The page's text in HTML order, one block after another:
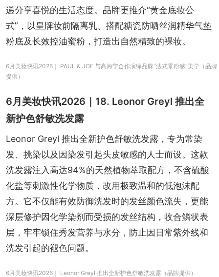
递分享喜悦的生活态度。品牌更推介“黄金底妆公
式”，以皇牌妆前隔离乳、搭配糖瓷防晒丝润精华气垫
粉底及长效控油蜜粉，打造出自然精致的裸妆。
6月美妆快讯2026｜ PAUL & JOE 与高海宁合作演绎品牌“法式零粉感”美学（品牌
提供）
6月美妆快讯2026｜18. Leonor Greyl 推出全
新护色舒敏洗发露
Leonor Greyl 推出全新护色舒敏洗发露，专为常染
发、挑染以及因染发引起头皮敏感的人士而设。这款
洗发露注入高达94%的天然植物萃取配方，不含硫酸
化盐等刺激性化学物质，改用极致温和的低泡沫配
方。它不仅能有效防御洗发时的发丝颜色流失，更能
深层修护因化学染剂而受损的发丝结构，收合鳞状表
层，牢牢锁住秀发营养与水分，防止因日常紫外线和
洗发引起的褪色问题。
6月美妆快讯2026｜ Leonor Greyl 推出全新护色舒敏洗发露（品牌提供）